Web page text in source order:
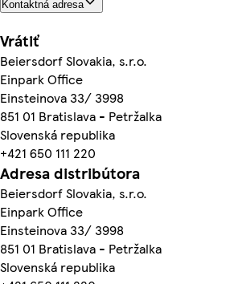
Kontaktná adresa
Vrátiť
Beiersdorf Slovakia, s.r.o.
Einpark Office
Einsteinova 33/ 3998
851 01 Bratislava - Petržalka
Slovenská republika
+421 650 111 220
Adresa distribútora
Beiersdorf Slovakia, s.r.o.
Einpark Office
Einsteinova 33/ 3998
851 01 Bratislava - Petržalka
Slovenská republika